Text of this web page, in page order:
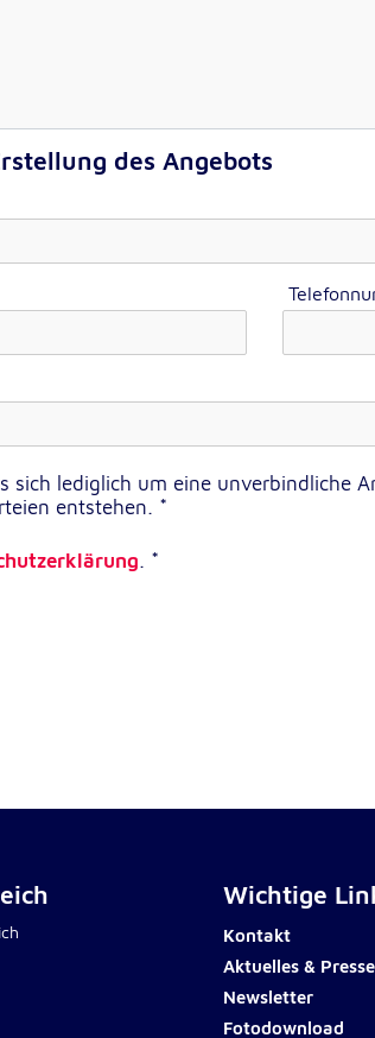
des Angebots
sich lediglich um eine unverbindliche
entstehen. *
. *
Wichtige
Kontakt
Aktuelles & Presse
Newsletter
Fotodownload
Kartendiensten